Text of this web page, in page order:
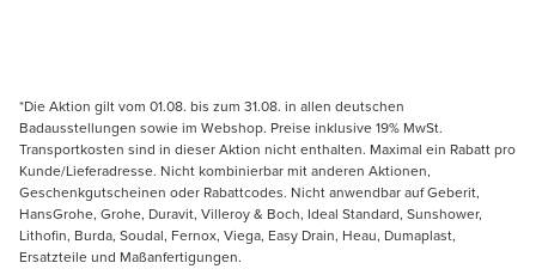
*Die Aktion gilt vom 01.08. bis zum 31.08. in allen deutschen
Badausstellungen sowie im Webshop. Preise inklusive 19% MwSt.
Transportkosten sind in dieser Aktion nicht enthalten. Maximal ein Rabatt pro
Kunde/Lieferadresse. Nicht kombinierbar mit anderen Aktionen,
Geschenkgutscheinen oder Rabattcodes. Nicht anwendbar auf Geberit,
HansGrohe, Grohe, Duravit, Villeroy & Boch, Ideal Standard, Sunshower,
Lithofin, Burda, Soudal, Fernox, Viega, Easy Drain, Heau, Dumaplast,
Ersatzteile und Maßanfertigungen.